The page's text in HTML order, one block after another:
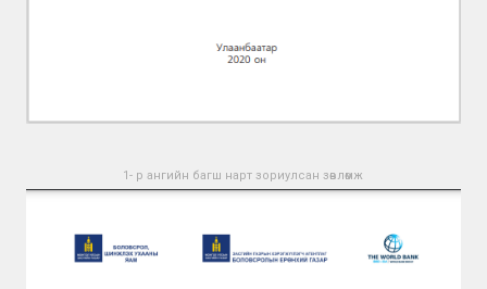
1- р ангийн багш нарт зориулсан зөвлөмж